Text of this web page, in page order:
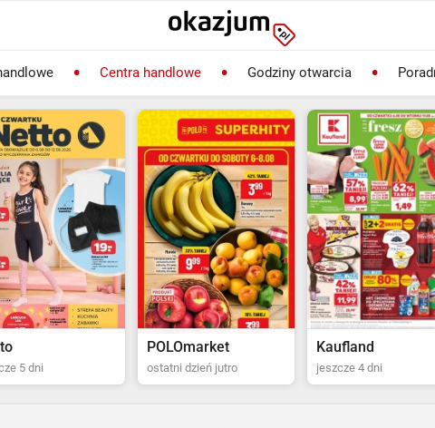
Centra handlowe Godziny otwarcia
dzień jutro
Kaufland
jeszcze 4 dni
Biedronka
ostatni dzień jutro